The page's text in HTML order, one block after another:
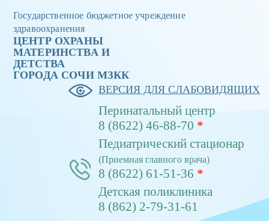
Государственное бюджетное учреждение
здравоохранения
ЦЕНТР ОХРАНЫ
МАТЕРИНСТВА И
ДЕТСТВА
ГОРОДА CОЧИ МЗКК
ВЕРСИЯ ДЛЯ СЛАБОВИДЯЩИХ
Перинатальный центр
8 (8622) 46-88-70 *
Педиатрический стационар
(Приемная главного врача)
8 (8622) 61-51-36 *
Детская поликлиника
8 (862) 2-79-31-61